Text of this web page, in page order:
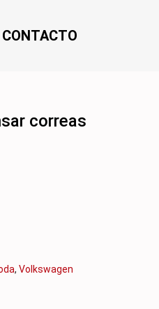
CONTACTO
CONTACTO
correas
,Volkswagen